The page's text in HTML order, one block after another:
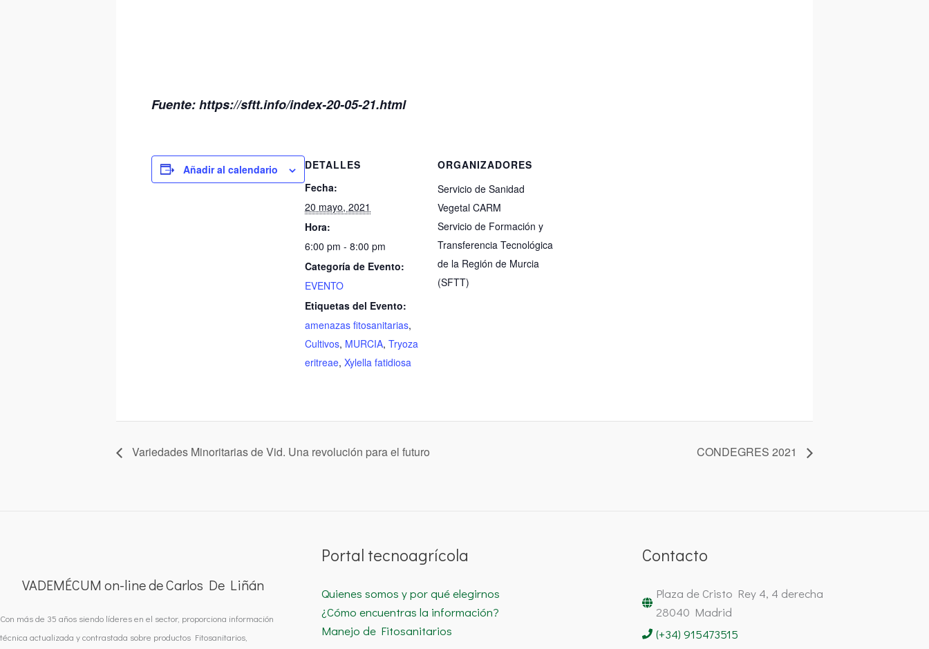
Fuente: https://sftt.info/index-20-05-21.html
Añadir al calendario
DETALLES
Fecha:
20 mayo, 2021
Hora:
6:00 pm - 8:00 pm
Categoría de Evento:
EVENTO
Etiquetas del Evento:
amenazas fitosanitarias,
Cultivos, MURCIA, Tryoza
eritreae, Xylella fatidiosa
ORGANIZADORES
Servicio de Sanidad
Vegetal CARM
Servicio de Formación y
Transferencia Tecnológica
de la Región de Murcia
(SFTT)
Variedades Minoritarias de Vid. Una revolución para el futuro CONDEGRES 2021
VADEMÉCUM on-line de Carlos De Liñán
Con más de 35 años siendo líderes en el sector, proporciona información
técnica actualizada y contrastada sobre productos Fitosanitarios,
Portal tecnoagrícola
Quienes somos y por qué elegirnos
¿Cómo encuentras la información?
Manejo de Fitosanitarios
Contacto
Plaza de Cristo Rey 4, 4 derecha
28040 Madrid
(+34) 915473515